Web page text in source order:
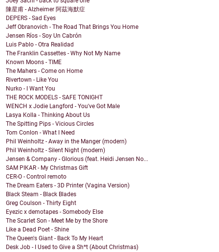
陳星甫 - Alzheimer 阿茲海默症
DEPERS - Sad Eyes
Jeff Obranovich - The Road That Brings You Home
Jensen Ríos - Soy Un Cabrón
Luis Pablo - Otra Realidad
The Franklin Cassettes - Why Not My Name
Known Moons - TIME
The Mahers - Come on Home
Rivertown - Like You
Nurko - I Want You
THE ROCK MODELS - SAFE TONIGHT
WENCH x Jodie Langford - You've Got Male
Lasya Kolla - Thinking About Us
The Spitting Pips - Vicious Circles
Tom Conlon - What I Need
Phil Weinholtz - Away in the Manger (modern)
Phil Weinholtz - Silent Night (modern)
Jensen & Company - Glorious (feat. Heidi Jensen No...
SAM PIKAR - My Christmas Gift
CER-O - Control remoto
The Dream Eaters - 3D Printer (Vagina Version)
Black Steam - Black Blades
Greg Coulson - Thirty Eight
Eyezic x demotapes - Somebody Else
The Scarlet Son - Meet Me by the Shore
Like a Dead Poet - Shine
The Queen's Giant - Back To My Heart
Desk Job - I Used to Give a Sh*t (About Christmas)